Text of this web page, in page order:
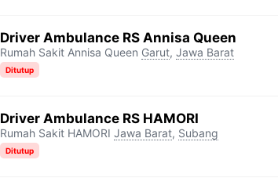
Driver Ambulance RS Annisa Queen
Rumah Sakit Annisa Queen Garut, Jawa Barat
Ditutup
Driver Ambulance RS HAMORI
Rumah Sakit HAMORI Jawa Barat, Subang
Ditutup